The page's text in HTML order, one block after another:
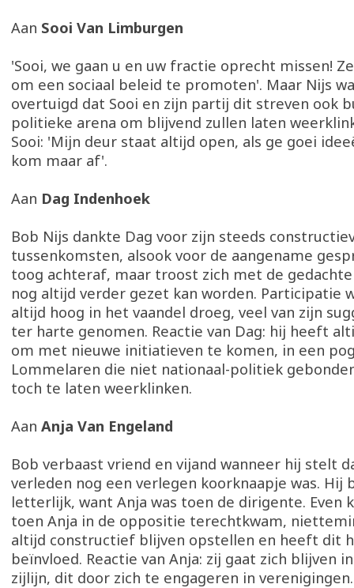
Aan Sooi Van Limburgen
'Sooi, we gaan u en uw fractie oprecht missen!
om een sociaal beleid te promoten'. Maar Nijs
overtuigd dat Sooi en zijn partij dit streven ook
politieke arena om blijvend zullen laten
Sooi: 'Mijn deur staat altijd open, als ge goei
kom maar af'.
Aan Dag Indenhoek
Bob Nijs dankte Dag voor zijn steeds
tussenkomsten, alsook voor de aangename
toog achteraf, maar troost zich met de
nog altijd verder gezet kan worden. Participatie
altijd hoog in het vaandel droeg, veel van zijn
ter harte genomen. Reactie van Dag: hij heeft
om met nieuwe initiatieven te komen, in een
Lommelaren die niet nationaal-politiek
toch te laten weerklinken.
Aan Anja Van Engeland
Bob verbaast vriend en vijand wanneer hij stelt
verleden nog een verlegen koorknaapje was. Hij
letterlijk, want Anja was toen de dirigente. Even
toen Anja in de oppositie terechtkwam,
altijd constructief blijven opstellen en heeft dit
beïnvloed. Reactie van Anja: zij gaat zich blijven
zijlijn, dit door zich te engageren in verenigingen.